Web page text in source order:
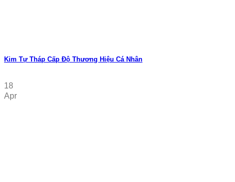
Kim Tự Tháp Cấp Độ Thương Hiệu Cá Nhân
18
Apr